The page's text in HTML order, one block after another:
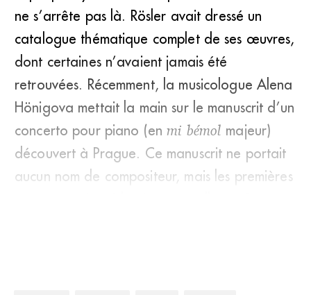
ne s’arrête pas là. Rösler avait dressé un
catalogue thématique complet de ses œuvres,
dont certaines n’avaient jamais été
retrouvées. Récemment, la musicologue Alena
Hönigova mettait la main sur le manuscrit d’un
concerto pour piano (enmi bémol majeur)
découvert à Prague. Ce manuscrit ne portait
aucun nom de compositeur, mais les premières